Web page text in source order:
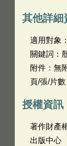
其他詳細
適用對象
關鍵詞：
附件：無
頁/張/片
授權資訊
著作財產
出版中心